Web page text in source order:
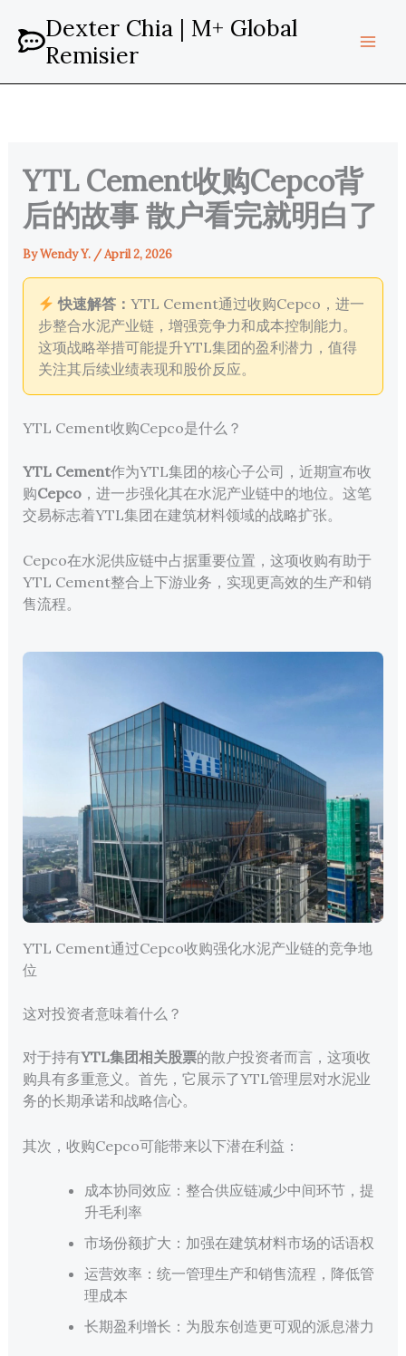
content
Dexter Chia | M+ Global
Remisier
YTL Cement收购Cepco背
后的故事 散户看完就明白了
ByWendy Y. /April 2, 2026
快速解答： YTL Cement通过收购Cepco，进一
步整合水泥产业链，增强竞争力和成本控制能力。
这项战略举措可能提升YTL集团的盈利潜力，值得
关注其后续业绩表现和股价反应。
YTL Cement收购Cepco是什么？
YTL Cement作为YTL集团的核心子公司，近期宣布收
购Cepco，进一步强化其在水泥产业链中的地位。这笔
交易标志着YTL集团在建筑材料领域的战略扩张。
Cepco在水泥供应链中占据重要位置，这项收购有助于
YTL Cement整合上下游业务，实现更高效的生产和销
售流程。
YTL Cement通过Cepco收购强化水泥产业链的竞争地
位
这对投资者意味着什么？
对于持有YTL集团相关股票的散户投资者而言，这项收
购具有多重意义。首先，它展示了YTL管理层对水泥业
务的长期承诺和战略信心。
其次，收购Cepco可能带来以下潜在利益：
成本协同效应：整合供应链减少中间环节，提
升毛利率
市场份额扩大：加强在建筑材料市场的话语权
运营效率：统一管理生产和销售流程，降低管
理成本
长期盈利增长：为股东创造更可观的派息潜力